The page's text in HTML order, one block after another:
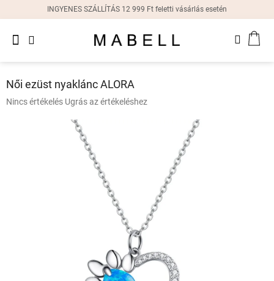
tartalomhoz
INGYENES SZÁLLÍTÁS 12 999 Ft feletti vásárlás esetén
Női
fülbevalók
Női ezüst nyaklánc ALORA
A
Nincs értékelés Ugrás az értékeléshez